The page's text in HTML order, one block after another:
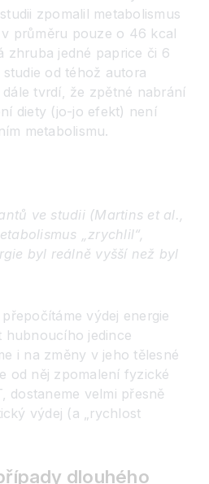
zpomalil metabolismus
průměru pouze o 46 kcal
zhruba jedné paprice či 6
od téhož autora
tvrdí, že zpětné nabrání
diety (jo-jo efekt) není
metabolismu.
ve studii (Martins et al.,
„zrychlil“,
byl reálně vyšší než byl
výdej energie
hubnoucího jedince
i na změny v jeho tělesné
od něj zpomalení fyzické
dostaneme velmi přesně
výdej (a „rychlost
dlouhého